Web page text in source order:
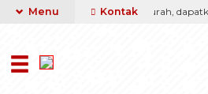
berikan yang terbaik & termurah,
Menu Kontak